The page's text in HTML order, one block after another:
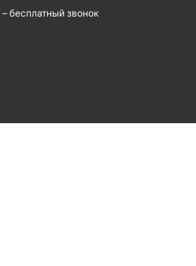
– бесплатный звонок